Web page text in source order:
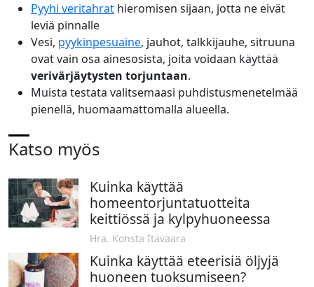
Pyyhi veritahrat hieromisen sijaan, jotta ne eivät
leviä pinnalle
Vesi, pyykinpesuaine, jauhot, talkkijauhe, sitruuna
ovat vain osa ainesosista, joita voidaan käyttää
verivärjäytysten torjuntaan.
Muista testata valitsemaasi puhdistusmenetelmää
pienellä, huomaamattomalla alueella.
Katso myös
Kuinka käyttää
homeentorjuntatuotteita
keittiössä ja kylpyhuoneessa
Hra. Konsta Itävaara
Kuinka käyttää eteerisiä öljyjä
huoneen tuoksumiseen?